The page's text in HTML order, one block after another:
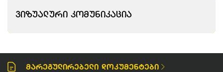
Ვიზუალური Კომუნიკაცია
Მარეგულირებელი Დოკუმენტები